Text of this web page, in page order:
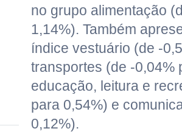
no grupo alimentação
1,14%). Também
índice vestuário (de -
transportes (de -0,04%
educação, leitura e
para 0,54%) e
0,12%).